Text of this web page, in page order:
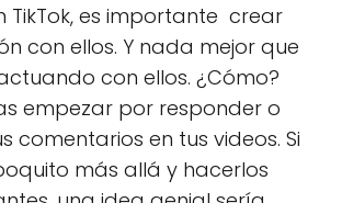
TikTok, es importante crear
con ellos. Y nada mejor que
con ellos. ¿Cómo?
empezar por responder o
comentarios en tus videos. Si
más allá y hacerlos